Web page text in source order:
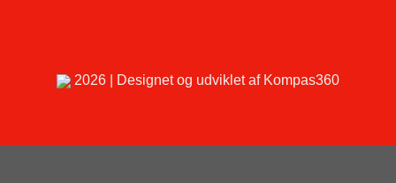
2026 | Designet og udviklet af Kompas360